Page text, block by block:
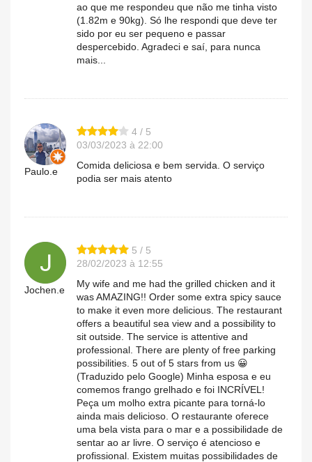
ao que me respondeu que não me tinha visto
(1.82m e 90kg). Só lhe respondi que deve ter
sido por eu ser pequeno e passar
despercebido. Agradeci e saí, para nunca
mais...
Paulo.e
4 / 5
03/03/2023 à 22:00
Comida deliciosa e bem servida. O serviço
podia ser mais atento
Jochen.e
5 / 5
28/02/2023 à 12:55
My wife and me had the grilled chicken and it
was AMAZING!! Order some extra spicy sauce
to make it even more delicious. The restaurant
offers a beautiful sea view and a possibility to
sit outside. The service is attentive and
professional. There are plenty of free parking
possibilities. 5 out of 5 stars from us 😀
(Traduzido pelo Google) Minha esposa e eu
comemos frango grelhado e foi INCRÍVEL!
Peça um molho extra picante para torná-lo
ainda mais delicioso. O restaurante oferece
uma bela vista para o mar e a possibilidade de
sentar ao ar livre. O serviço é atencioso e
profissional. Existem muitas possibilidades de